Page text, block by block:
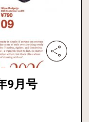
9月号